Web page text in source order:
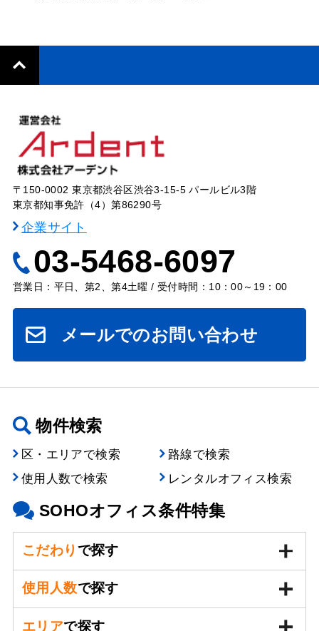
〒150-0002 東京都渋谷区渋谷3-15-5 パールビル3階
東京都知事免許（4）第86290号
企業サイト
03-5468-6097
営業日：平日、第2、第4土曜 / 受付時間：10：00～19：00
メールでのお問い合わせ
物件検索
区・エリアで検索
路線で検索
使用人数で検索
レンタルオフィス検索
SOHOオフィス条件特集
こだわり で探す
使用人数で探す
エリアで探す